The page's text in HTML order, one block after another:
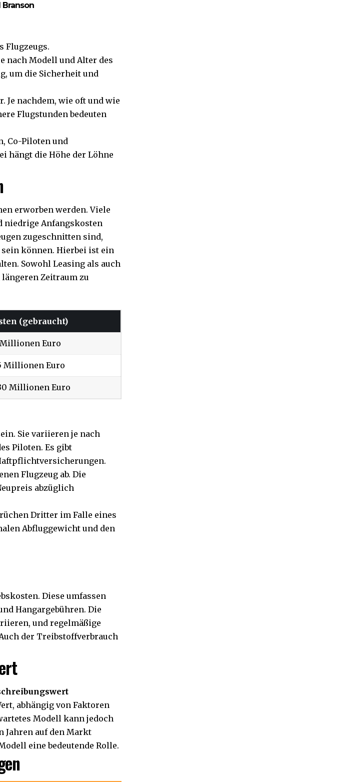
Branson
Flugzeugs.
nach Modell und Alter des
um die Sicherheit und
nachdem, wie oft und wie
Flugstunden bedeuten
Co-Piloten und
hängt die Höhe der Löhne
erworben werden. Viele
niedrige Anfangskosten
zugeschnitten sind,
können. Hierbei ist ein
Sowohl Leasing als auch
Zeitraum zu
(gebraucht)
Millionen Euro
Millionen Euro
Millionen Euro
Sie variieren je nach
Piloten. Es gibt
Flugzeug ab. Die
abzüglich
Dritter im Falle eines
Abfluggewicht und den
Diese umfassen
Hangargebühren. Die
und regelmäßige
der Treibstoffverbrauch
abhängig vonFaktoren
Modell kann jedoch
Jahren auf den Markt
eine bedeutende Rolle.